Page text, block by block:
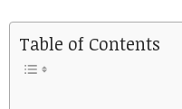
Table of Contents